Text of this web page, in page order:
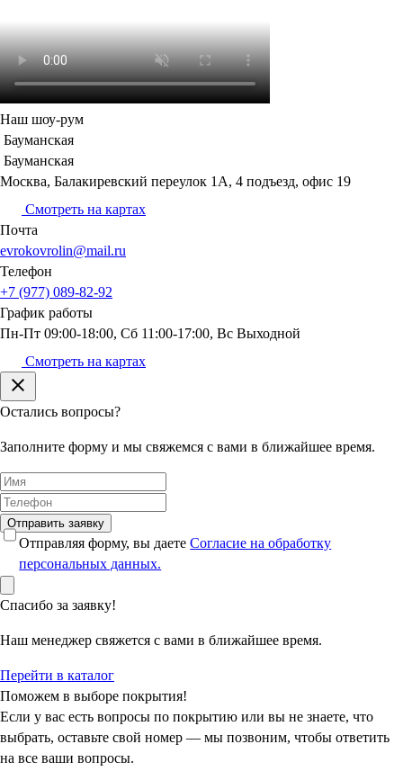
Наш шоу-рум
Бауманская
Бауманская
Москва, Балакиревский переулок 1А, 4 подъезд, офис 19
Смотреть на картах
Почта
evrokovrolin@mail.ru
Телефон
+7 (977) 089-82-92
График работы
Пн-Пт 09:00-18:00, Сб 11:00-17:00, Вс Выходной
Смотреть на картах
Остались вопросы?
Заполните форму и мы свяжемся с вами в ближайшее время.
Отправить заявку
Отправляя форму, вы даетеСогласие на обработку
персональных данных.
Спасибо за заявку!
Наш менеджер свяжется с вами в ближайшее время.
Перейти в каталог
Поможем в выборе покрытия!
Если у вас есть вопросы по покрытию или вы не знаете, что
выбрать, оставьте свой номер — мы позвоним, чтобы ответить
на все ваши вопросы.